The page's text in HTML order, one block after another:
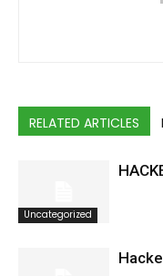
RELATED ARTICLES
Uncategorized